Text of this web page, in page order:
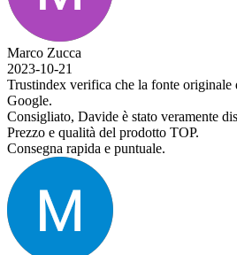
Marco Zucca
2023-10-21
Trustindex verifica che la fonte originale
Google.
Consigliato, Davide è stato veramente
Prezzo e qualità del prodotto TOP.
Consegna rapida e puntuale.